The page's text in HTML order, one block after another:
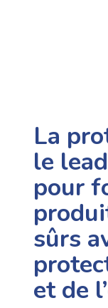
La
le
pour
sûrs
et de